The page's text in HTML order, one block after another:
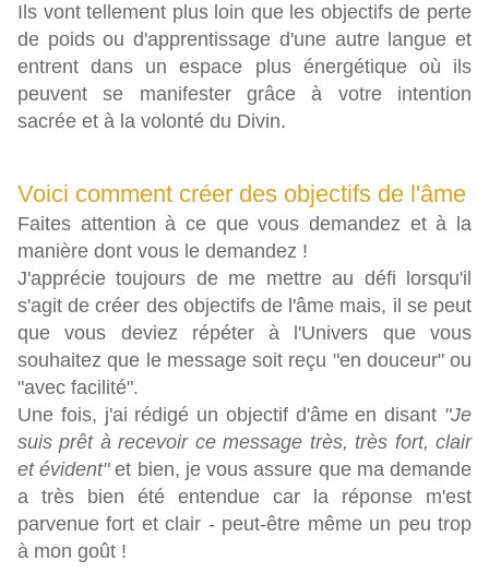
Ils vont tellement plus loin que les objectifs de perte
de poids ou d'apprentissage d'une autre langue et
entrent dans un espace plus énergétique où ils
peuvent se manifester grâce à votre intention
sacrée et à la volonté du Divin.
Voici comment créer des objectifs de l'âme
Faites attention à ce que vous demandez et à la
manière dont vous le demandez !
J'apprécie toujours de me mettre au défi lorsqu'il
s'agit de créer des objectifs de l'âme mais, il se peut
que vous deviez répéter à l'Univers que vous
souhaitez que le message soit reçu "en douceur" ou
"avec facilité".
Une fois, j'ai rédigé un objectif d'âme en disant "Je
suis prêt à recevoir ce message très, très fort, clair
et évident"et bien, je vous assure que ma demande
a très bien été entendue car la réponse m'est
parvenue fort et clair - peut-être même un peu trop
à mon goût !